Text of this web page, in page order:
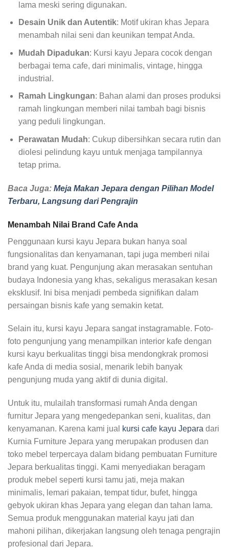
lama meski sering digunakan.
Desain Unik dan Autentik: Motif ukiran khas Jepara
menambah nilai seni dan keunikan tempat Anda.
Mudah Dipadukan: Kursi kayu Jepara cocok dengan
berbagai tema cafe, dari minimalis, vintage, hingga
industrial.
Ramah Lingkungan: Bahan alami dan proses produksi
ramah lingkungan memberi nilai tambah bagi bisnis
yang peduli lingkungan.
Perawatan Mudah: Cukup dibersihkan secara rutin dan
diolesi pelindung kayu untuk menjaga tampilannya
tetap prima.
Baca Juga: Meja Makan Jepara dengan Pilihan Model
Terbaru, Langsung dari Pengrajin
Menambah Nilai Brand Cafe Anda
Penggunaan kursi kayu Jepara bukan hanya soal
fungsionalitas dan kenyamanan, tapi juga memberi nilai
brand yang kuat. Pengunjung akan merasakan sentuhan
budaya Indonesia yang khas, sekaligus merasakan kesan
eksklusif. Ini bisa menjadi pembeda signifikan dalam
persaingan bisnis kafe yang semakin ketat.
Selain itu, kursi kayu Jepara sangat instagramable. Foto-
foto pengunjung yang menampilkan interior kafe dengan
kursi kayu berkualitas tinggi bisa mendongkrak promosi
kafe Anda di media sosial, menarik lebih banyak
pengunjung muda yang aktif di dunia digital.
Untuk itu, mulailah transformasi rumah Anda dengan
furnitur Jepara yang mengedepankan seni, kualitas, dan
kenyamanan. Karena kami jual
kursi cafe kayu Jepara dari
Kurnia Furniture Jepara yang merupakan produsen dan
toko mebel terpercaya dalam bidang pembuatan Furniture
Jepara berkualitas tinggi. Kami menyediakan beragam
produk mebel seperti kursi tamu jati, meja makan
minimalis, lemari pakaian, tempat tidur, bufet, hingga
gebyok ukiran khas Jepara yang elegan dan tahan lama.
Semua produk menggunakan material kayu jati dan
mahoni pilihan, dikerjakan langsung oleh tenaga pengrajin
profesional dari Jepara.